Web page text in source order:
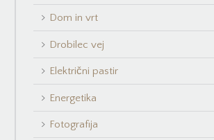
Dom in vrt
Drobilec vej
Električni pastir
Energetika
Fotografija